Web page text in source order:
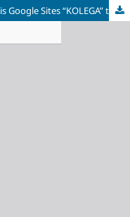
Pengembangan Komik Digital Berbasis Google Sites “KOLEGA” tentang Saling Menghargai pada Pembelajaran PAI Kelas 5 SD